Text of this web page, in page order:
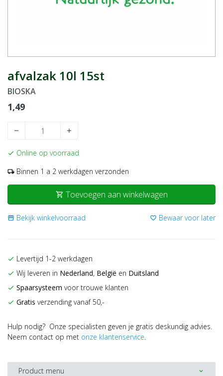
afvalzak 10l 15st
BIOSKA
1,49
remove add
check Online op voorraad
local_shipping Binnen 1 a 2 werkdagen verzonden
shopping_cart Toevoegen aan winkelwagen
storefront Bekijk winkelvoorraad favorite_border Bewaar voor later
check Levertijd 1-2 werkdagen
check Wij leveren in Nederland, België en Duitsland
check Spaarsysteem voor trouwe klanten
check Gratis verzending vanaf 50,-
Hulp nodig? Onze specialisten geven je gratis deskundig advies.
Neem contact op met onze klantenservice.
Product menu expand_more